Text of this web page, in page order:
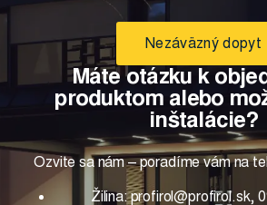
Nezáväzný dopyt
Máte otázku k
produktom alebo
inštalácie?
Ozvite sa nám – poradíme vám na
Žilina: profirol@profirol.sk,